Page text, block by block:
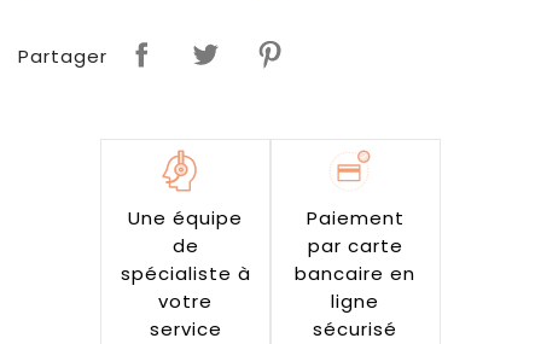
Partager
Une équipe
de
spécialiste à
votre
service
Paiement
par carte
bancaire en
ligne
sécurisé